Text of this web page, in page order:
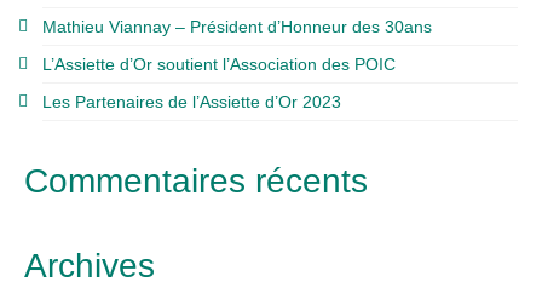
Mathieu Viannay – Président d’Honneur des 30ans
L’Assiette d’Or soutient l’Association des POIC
Les Partenaires de l’Assiette d’Or 2023
Commentaires récents
Archives